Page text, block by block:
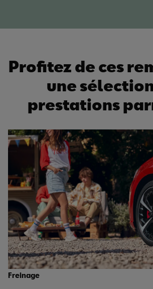
Profitez de ces
une
prestations
Freinage